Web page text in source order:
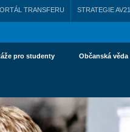
TRANSFERU STRATEGIE AV21
pro studenty Občanská věda